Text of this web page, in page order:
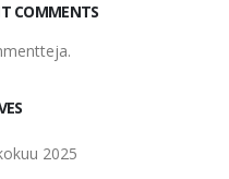
COMMENTS
2025